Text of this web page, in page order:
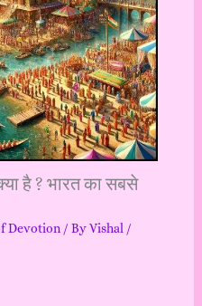
है ? भारत का सबसे
Devotion/ ByVishal /